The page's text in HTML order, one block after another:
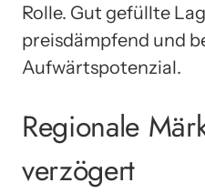
Rolle. Gut gefüllte
preisdämpfend und
Aufwärtspotenzial.
Regionale
verzögert